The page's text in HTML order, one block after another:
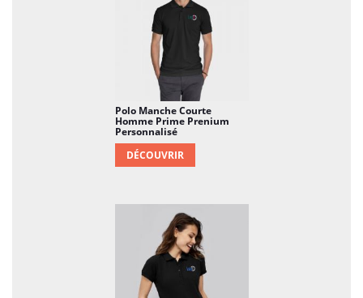
les journées chaudes. Le tissu doux et
respirant assure un confort exceptionnel tout
au long de la journée.
Design Féminin Élégant : Conçu
spécifiquement pour la silhouette féminine, ce
polo présente un design flatteur avec une
coupe ajustée. Les détails soignés, tels que le
col et les finitions, ajoutent une touche
Personnalisation Créative :
être personnalisé selon vos préférences.
Ajoutez des logos, des motifs, des messages ou
des noms pour créer un polo unique qui
Polo Manche Courte
Homme Prime Prenium
Personnalisé
DÉCOUVRIR